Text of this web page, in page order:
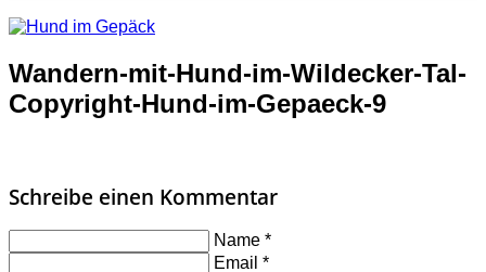
Wandern-mit-Hund-im-Wildecker-Tal-
Copyright-Hund-im-Gepaeck-9
Schreibe einen Kommentar
Name *
Email *